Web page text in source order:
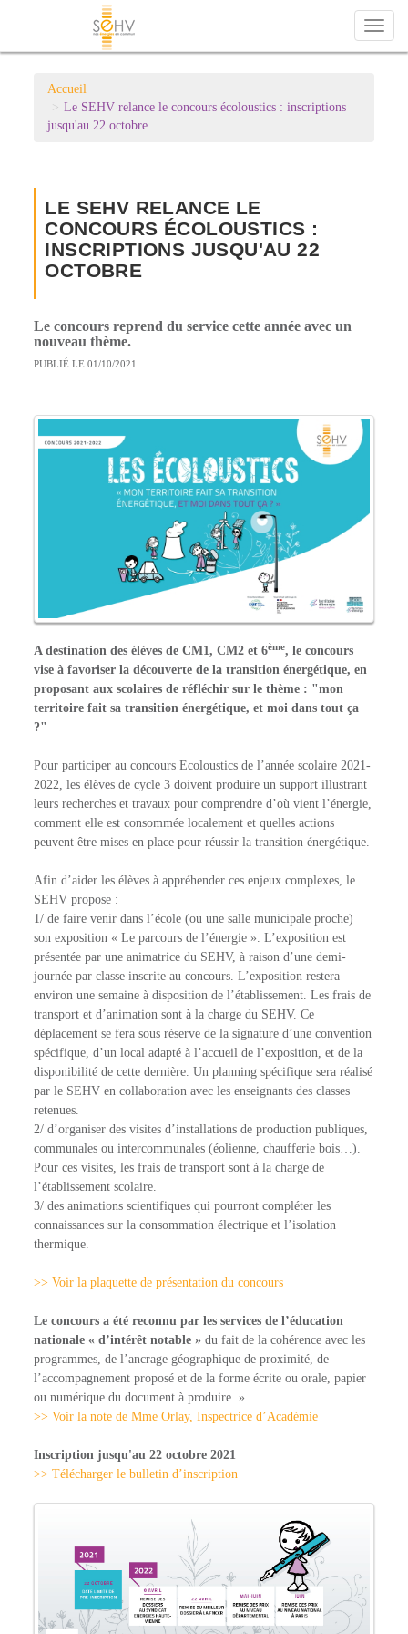
Toggle
Accueil
Le SEHV relance le concours écoloustics : inscriptions
jusqu'au 22 octobre
LE SEHV RELANCE LE
CONCOURS ÉCOLOUSTICS :
INSCRIPTIONS JUSQU'AU 22
OCTOBRE
Le concours reprend du service cette année avec un
nouveau thème.
PUBLIÉ LE 01/10/2021
A destination des élèves de CM1, CM2 et 6ème, le concours
vise à favoriser la découverte de la transition énergétique, en
proposant aux scolaires de réfléchir sur le thème : "mon
territoire fait sa transition énergétique, et moi dans tout ça
?"
Pour participer au concours Ecoloustics de l’année scolaire 2021-
2022, les élèves de cycle 3 doivent produire un support illustrant
leurs recherches et travaux pour comprendre d’où vient l’énergie,
comment elle est consommée localement et quelles actions
peuvent être mises en place pour réussir la transition énergétique.
Afin d’aider les élèves à appréhender ces enjeux complexes, le
SEHV propose :
1/ de faire venir dans l’école (ou une salle municipale proche)
son exposition « Le parcours de l’énergie ». L’exposition est
présentée par une animatrice du SEHV, à raison d’une demi-
journée par classe inscrite au concours. L’exposition restera
environ une semaine à disposition de l’établissement. Les frais de
transport et d’animation sont à la charge du SEHV. Ce
déplacement se fera sous réserve de la signature d’une convention
spécifique, d’un local adapté à l’accueil de l’exposition, et de la
disponibilité de cette dernière. Un planning spécifique sera réalisé
par le SEHV en collaboration avec les enseignants des classes
retenues.
2/ d’organiser des visites d’installations de production publiques,
communales ou intercommunales (éolienne, chaufferie bois…).
Pour ces visites, les frais de transport sont à la charge de
l’établissement scolaire.
3/ des animations scientifiques qui pourront compléter les
connaissances sur la consommation électrique et l’isolation
thermique.
>> Voir la plaquette de présentation du concours
Le concours a été reconnu par les services de l’éducation
nationale « d’intérêt notable »du fait de la cohérence avec les
programmes, de l’ancrage géographique de proximité, de
l’accompagnement proposé et de la forme écrite ou orale, papier
ou numérique du document à produire. »
>> Voir la note de Mme Orlay, Inspectrice d’Académie
Inscription jusqu'au 22 octobre 2021
>> Télécharger le bulletin d’inscription